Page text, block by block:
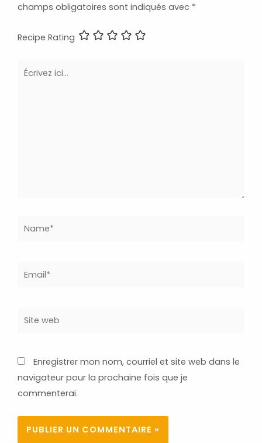
champs obligatoires sont indiqués avec *
Recipe Rating
Écrivez
Name*
Email*
Site
Enregistrer mon nom, courriel et site web dans le
navigateur pour la prochaine fois que je
commenterai.